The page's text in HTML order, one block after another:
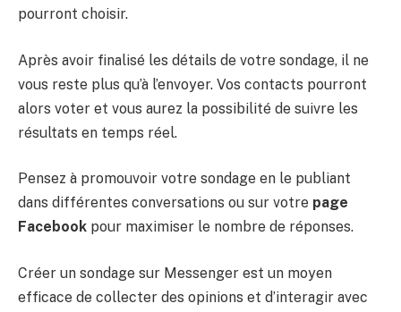
pourront choisir.
Après avoir finalisé les détails de votre sondage, il ne
vous reste plus qu’à l’envoyer. Vos contacts pourront
alors voter et vous aurez la possibilité de suivre les
résultats en temps réel.
Pensez à promouvoir votre sondage en le publiant
dans différentes conversations ou sur votre page
Facebook pour maximiser le nombre de réponses.
Créer un sondage sur Messenger est un moyen
efficace de collecter des opinions et d’interagir avec